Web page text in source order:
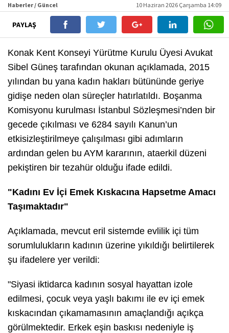
Haberler / Güncel 10 Haziran 2026 Çarşamba 14:09
PAYLAŞ
​Konak Kent Konseyi Yürütme Kurulu Üyesi Avukat
Sibel Güneş tarafından okunan açıklamada, 2015
yılından bu yana kadın hakları bütününde geriye
gidişe neden olan süreçler hatırlatıldı. Boşanma
Komisyonu kurulması İstanbul Sözleşmesi’nden bir
gecede çıkılması ve 6284 sayılı Kanun’un
etkisizleştirilmeye çalışılması gibi adımların
ardından gelen bu AYM kararının, ataerkil düzeni
pekiştiren bir tezahür olduğu ifade edildi.
​"Kadını Ev İçi Emek Kıskacına Hapsetme Amacı
Taşımaktadır"
​Açıklamada, mevcut eril sistemde evlilik içi tüm
sorumlulukların kadının üzerine yıkıldığı belirtilerek
şu ifadelere yer verildi:
"Siyasi iktidarca kadının sosyal hayattan izole
edilmesi, çocuk veya yaşlı bakımı ile ev içi emek
kıskacından çıkamamasının amaçlandığı açıkça
görülmektedir. Erkek eşin baskısı nedeniyle iş